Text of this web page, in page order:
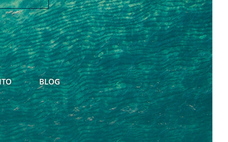
von
mit
BLOG